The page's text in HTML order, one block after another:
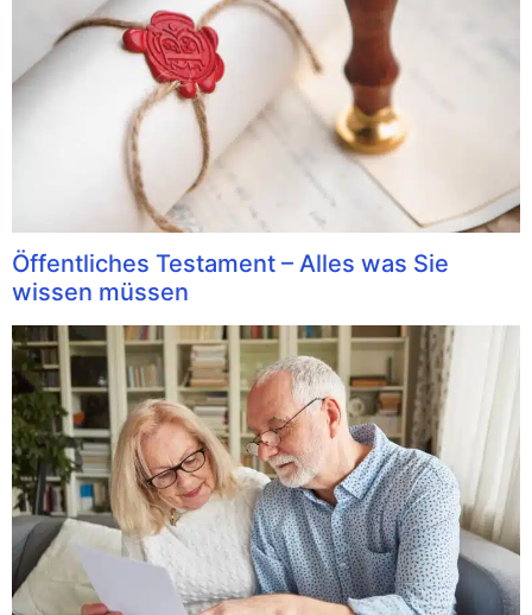
Öffentliches Testament – Alles was Sie
wissen müssen